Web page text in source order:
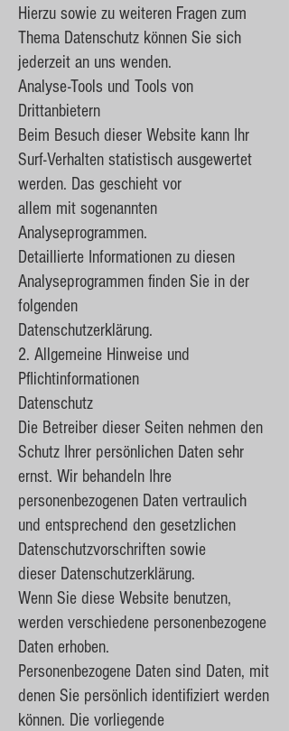
Hierzu sowie zu weiteren Fragen zum
Thema Datenschutz können Sie sich
jederzeit an uns wenden.
Analyse-Tools und Tools von
Drittanbietern
Beim Besuch dieser Website kann Ihr
Surf-Verhalten statistisch ausgewertet
werden. Das geschieht vor
allem mit sogenannten
Analyseprogrammen.
Detaillierte Informationen zu diesen
Analyseprogrammen finden Sie in der
folgenden
Datenschutzerklärung.
2. Allgemeine Hinweise und
Pflichtinformationen
Datenschutz
Die Betreiber dieser Seiten nehmen den
Schutz Ihrer persönlichen Daten sehr
ernst. Wir behandeln Ihre
personenbezogenen Daten vertraulich
und entsprechend den gesetzlichen
Datenschutzvorschriften sowie
dieser Datenschutzerklärung.
Wenn Sie diese Website benutzen,
werden verschiedene personenbezogene
Daten erhoben.
Personenbezogene Daten sind Daten, mit
denen Sie persönlich identifiziert werden
können. Die vorliegende